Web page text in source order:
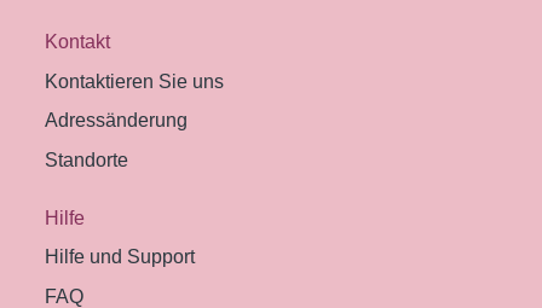
Kontakt
Kontaktieren Sie uns
Adressänderung
Standorte
Hilfe
Hilfe und Support
FAQ